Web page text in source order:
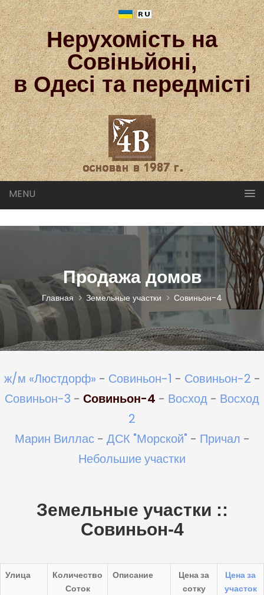
Нерухомість на
Совіньйоні,
в Одесі та передмісті
MENU
Продажа домов
Главная Земельные участки Совиньон-4
ж/м «Люстдорф»- Совиньон-1 - Совиньон-2 -
Совиньон-3 - Совиньон-4 - Восход - Восход
2
Марин Виллас- ДСК "Морской" - Причал -
Небольшие участки
Земельные участки ::
Совиньон-4
Улица
Количество
Соток
Описание
Цена за
сотку
Цена за
участок